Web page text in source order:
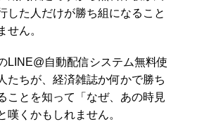
した人だけが勝ち組になること
せん。
LINE@自動配信システム無料使
たちが、経済雑誌か何かで勝ち
ことを知って「なぜ、あの時見
くかもしれません。